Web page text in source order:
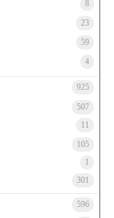
8
23
59
4
925
507
11
105
1
301
596